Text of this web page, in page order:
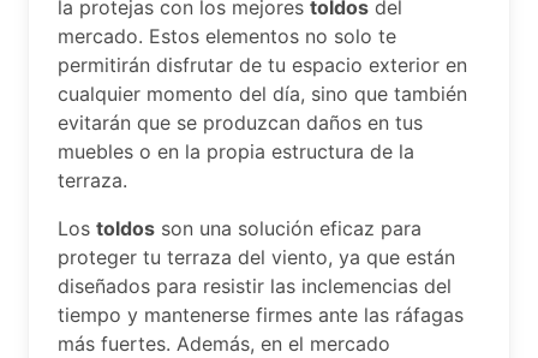
la protejas con los mejores toldos del
mercado. Estos elementos no solo te
permitirán disfrutar de tu espacio exterior en
cualquier momento del día, sino que también
evitarán que se produzcan daños en tus
muebles o en la propia estructura de la
terraza.
Los toldos son una solución eficaz para
proteger tu terraza del viento, ya que están
diseñados para resistir las inclemencias del
tiempo y mantenerse firmes ante las ráfagas
más fuertes. Además, en el mercado